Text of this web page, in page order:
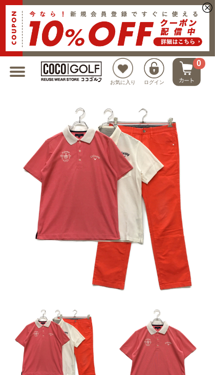
お気に入り ログイン
0
新規会員登録でクーポンプレゼント